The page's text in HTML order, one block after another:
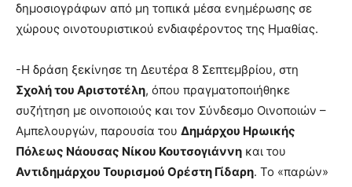
δημοσιογράφων από μη τοπικά μέσα ενημέρωσης σε
χώρους οινοτουριστικού ενδιαφέροντος της Ημαθίας.
-Η δράση ξεκίνησε τη Δευτέρα 8 Σεπτεμβρίου, στη
Σχολή του Αριστοτέλη, όπου πραγματοποιήθηκε
συζήτηση με οινοποιούς και τον Σύνδεσμο Οινοποιών –
Αμπελουργών, παρουσία του Δημάρχου Ηρωικής
Πόλεως Νάουσας Νίκου Κουτσογιάννη και του
Αντιδημάρχου Τουρισμού Ορέστη Γίδαρη. Το «παρών»